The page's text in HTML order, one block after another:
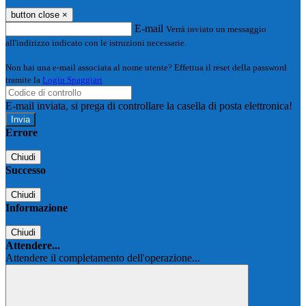
button close ×
E-mail Verrà inviato un messaggio
all'indirizzo indicato con le istruzioni necessarie.
Non hai una e-mail associata al nome utente? Effettua il reset della password
tramite la Login Spaggiari
E-mail inviata, si prega di controllare la casella di posta elettronica!
Errore
Chiudi
Successo
Chiudi
Informazione
Chiudi
Attendere...
Attendere il completamento dell'operazione...